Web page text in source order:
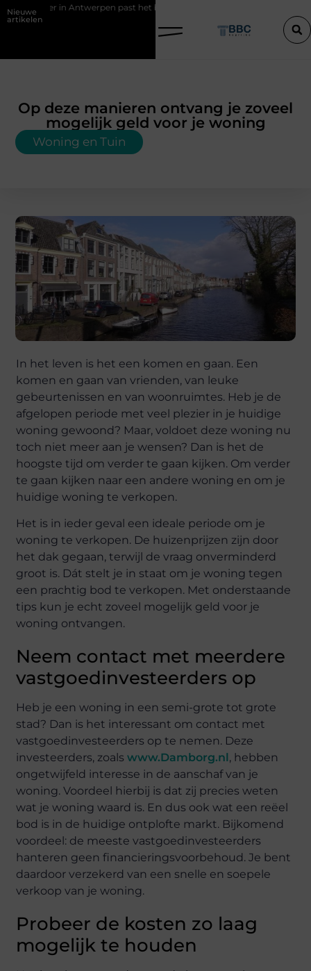
Nieuwe
artikelen
past het best bij uw situatie?
Op deze manieren ontvang je zoveel
mogelijk geld voor je woning
Woning en Tuin
In het leven is het een komen en gaan. Een
komen en gaan van vrienden, van leuke
gebeurtenissen en van woonruimtes. Heb je de
afgelopen periode met veel plezier in je huidige
woning gewoond? Maar, voldoet deze woning nu
toch niet meer aan je wensen? Dan is het de
hoogste tijd om verder te gaan kijken. Om verder
te gaan kijken naar een andere woning en om je
huidige woning te verkopen.
Het is in ieder geval een ideale periode om je
woning te verkopen. De huizenprijzen zijn door
het dak gegaan, terwijl de vraag onverminderd
groot is. Dát stelt je in staat om je woning tegen
een prachtig bod te verkopen. Met onderstaande
tips kun je echt zoveel mogelijk geld voor je
woning ontvangen.
Neem contact met meerdere
vastgoedinvesteerders op
Heb je een woning in een semi-grote tot grote
stad? Dan is het interessant om contact met
vastgoedinvesteerders op te nemen. Deze
investeerders, zoalswww.Damborg.nl , hebben
ongetwijfeld interesse in de aanschaf van je
woning. Voordeel hierbij is dat zij precies weten
wat je woning waard is. En dus ook wat een reëel
bod is in de huidige ontplofte markt. Bijkomend
voordeel: de meeste vastgoedinvesteerders
hanteren geen financieringsvoorbehoud. Je bent
daardoor verzekerd van een snelle en soepele
verkoop van je woning.
Probeer de kosten zo laag
mogelijk te houden